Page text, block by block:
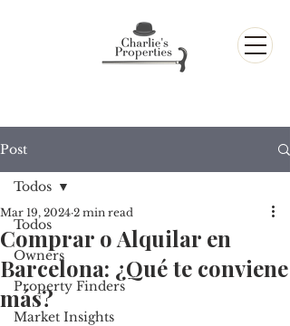
Post
Todos
Owners
Property Finders
Market Insights
Todos
Comprar o Alquilar en
Barcelona: ¿Qué te conviene
más?
Mar 19, 2024 2 min read